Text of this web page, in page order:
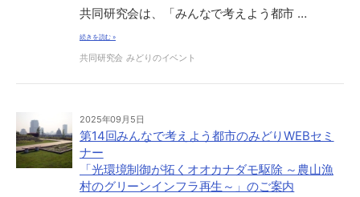
共同研究会は、「みんなで考えよう都市 …
続きを読む »
共同研究会 みどりのイベント
2025年09月5日
第14回みんなで考えよう都市のみどりWEBセミ
ナー
「光環境制御が拓くオオカナダモ駆除 ～農山漁
村のグリーンインフラ再生～」のご案内